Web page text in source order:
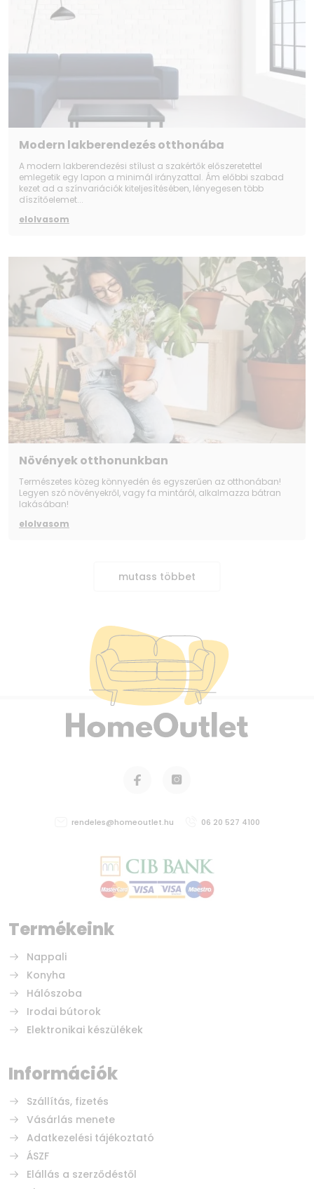
Modern lakberendezés otthonába
A modern lakberendezési stílust a szakértők előszeretettel
emlegetik egy lapon a minimál irányzattal. Ám előbbi szabad
kezet ad a színvariációk kiteljesítésében, lényegesen több
díszítőelemet...
elolvasom
Növények otthonunkban
Természetes közeg könnyedén és egyszerűen az otthonában!
Legyen szó növényekről, vagy fa mintáról, alkalmazza bátran
lakásában!
elolvasom
mutass többet
Termékeink
Nappali
Konyha
Hálószoba
Irodai bútorok
Elektronikai készülékek
rendeles@homeoutlet.hu 06 20 527 4100
Információk
Szállítás, fizetés
Vásárlás menete
Adatkezelési tájékoztató
ÁSZF
Elállás a szerződéstől